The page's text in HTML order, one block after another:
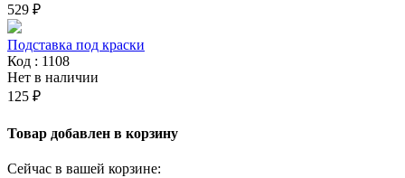
529 ₽
Подставка под краски
Код : 1108
Нет в наличии
125 ₽
Товар добавлен в корзину
Сейчас в вашей корзине: